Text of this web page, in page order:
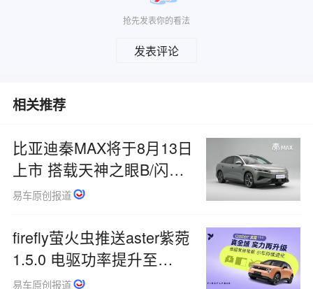
抢先发表你的看法
发表评论
相关推荐
比亚迪秦MAX将于8月13日
上市 搭载天神之眼B/闪充
技术
易车原创报道
firefly萤火虫推送aster紫菀
1.5.0 电驱功率提升至
120kW
易车原创报道